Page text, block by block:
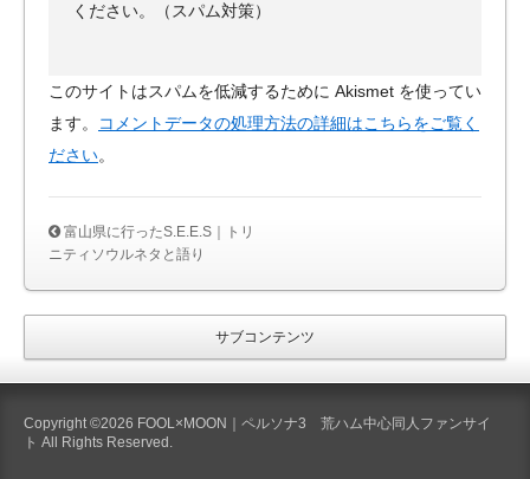
ください。（スパム対策）
このサイトはスパムを低減するために Akismet を使ってい
ます。
コメントデータの処理方法の詳細はこちらをご覧く
ださい。
富山県に行ったS.E.E.S｜トリ
ニティソウルネタと語り
サブコンテンツ
Copyright ©2026 FOOL×MOON｜ペルソナ3 荒ハム中心同人ファンサイ
ト All Rights Reserved.